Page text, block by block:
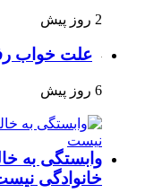
2 روز پیش
علت خواب
6 روز پیش
وابستگی به
خانوادگی